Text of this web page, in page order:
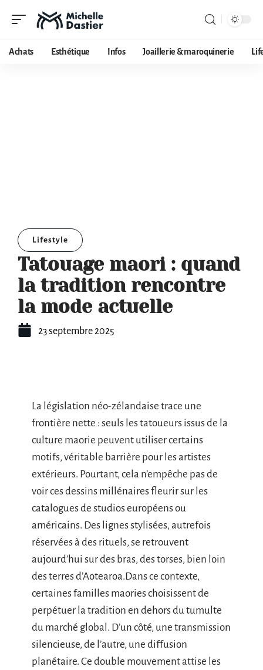
Achats Esthétique Infos Joaillerie & maroquinerie
Lifestyle
Tatouage maori : quand
la tradition rencontre
la mode actuelle
23 septembre 2025
La législation néo-zélandaise trace une
frontière nette : seuls les tatoueurs issus de la
culture maorie peuvent utiliser certains
motifs, véritable barrière pour les artistes
extérieurs. Pourtant, cela n’empêche pas de
voir ces dessins millénaires fleurir sur les
catalogues de studios européens ou
américains. Des lignes stylisées, autrefois
réservées à des rituels, se retrouvent
aujourd’hui sur des bras, des torses, bien loin
des terres d’Aotearoa.Dans ce contexte,
certaines familles maories choisissent de
perpétuer la tradition en dehors du tumulte
du marché global. D’un côté, une transmission
silencieuse, de l’autre, une diffusion
planétaire. Ce double mouvement attise les